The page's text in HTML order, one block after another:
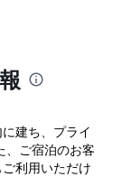
建ち、プライ
、ご宿泊のお客
利用いただけ